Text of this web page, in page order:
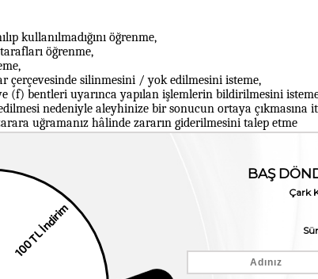
kullanılmadığını öğrenme,
öğrenme,
çerçevesinde silinmesini / yok edilmesini isteme,
(f) bentleri uyarınca yapılan işlemlerin bildirilmesini
nedeniyle aleyhinize bir sonucun ortaya çıkmasına
uğramanız hâlinde zararın giderilmesini talep etme
Tebliğ hükümleri uyarınca Veri Sahibi, Kanunun
güvenli elektronik imza, mobil imza ya da ilgili kişi
kullanmak suretiyle veya başvuru amacına yönelik
başvuruların, Prosedür ekinde yer alan ve özel